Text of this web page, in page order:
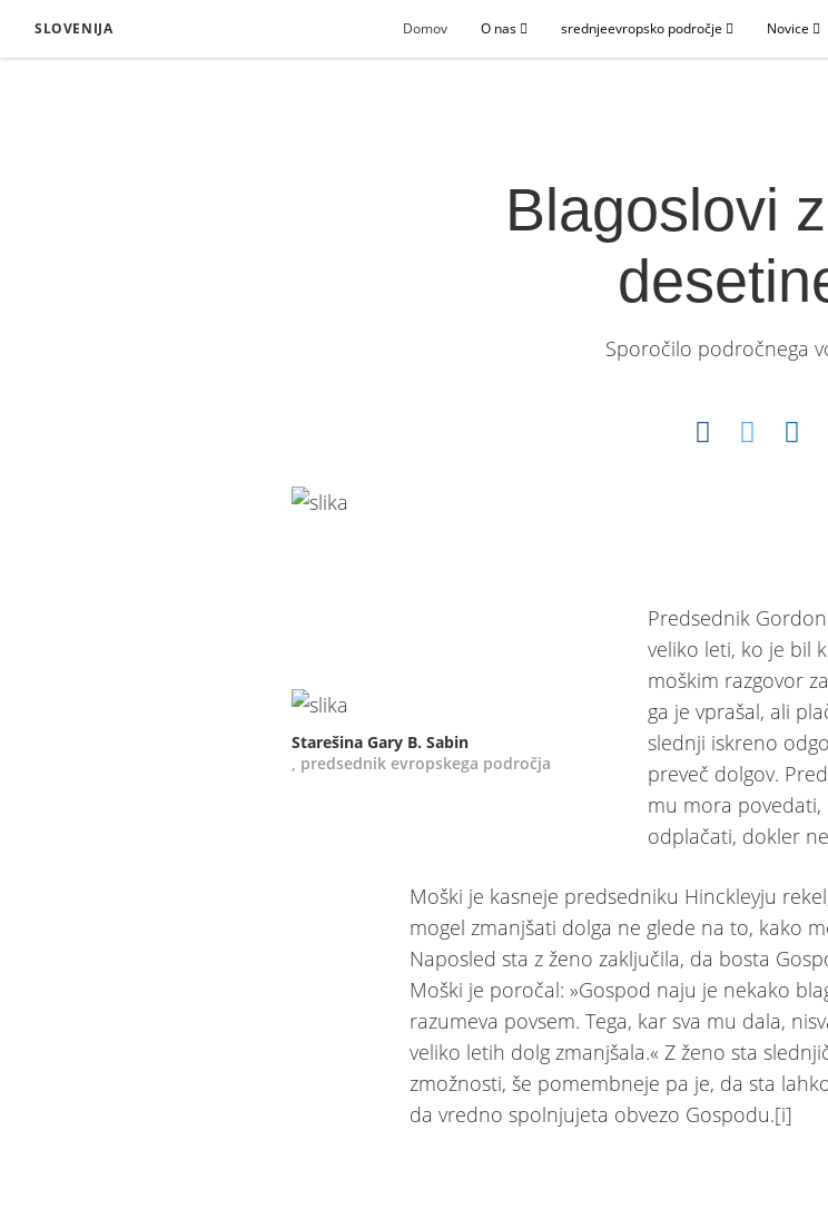
SLOVENIJA Domov O nas srednjeevropsko področje Novice
Blagoslovi
Sporočilo področnega
Starešina Gary B. Sabin
, predsednik evropskega področja
Predsednik
veliko leti, ko je bil
moškim razgovor
ga je vprašal, ali
slednji iskreno
preveč dolgov.
mu mora povedati,
odplačati, dokler
Moški je kasneje predsedniku Hinckleyju
mogel zmanjšati dolga ne glede na to, kako
Naposled sta z ženo zaključila, da bosta
Moški je poročal: »Gospod naju je nekako
razumeva povsem. Tega, kar sva mu dala,
veliko letih dolg zmanjšala.« Z ženo sta
zmožnosti, še pomembneje pa je, da sta
da vredno spolnjujeta obvezo Gospodu.[i]